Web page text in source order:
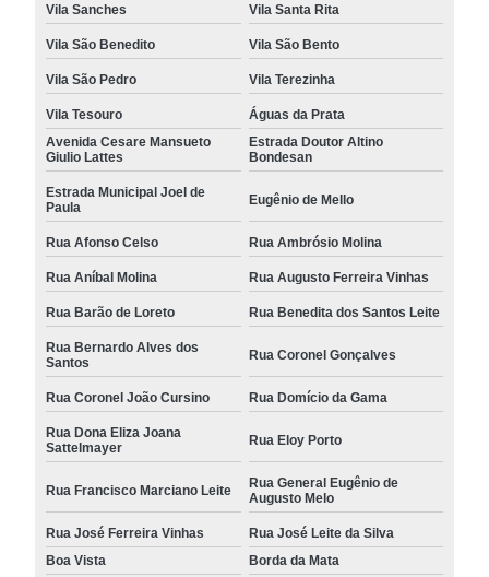
Vila Sanches Vila Santa Rita
Vila São Benedito Vila São Bento
Vila São Pedro Vila Terezinha
Vila Tesouro
Águas da Prata
Avenida Cesare Mansueto
Giulio Lattes
Estrada Doutor Altino
Bondesan
Estrada Municipal Joel de
Paula
Eugênio de Mello
Rua Afonso Celso Rua Ambrósio Molina
Rua Aníbal Molina Rua Augusto Ferreira Vinhas
Rua Barão de Loreto Rua Benedita dos Santos Leite
Rua Bernardo Alves dos
Santos
Rua Coronel Gonçalves
Rua Coronel João Cursino Rua Domício da Gama
Rua Dona Eliza Joana
Sattelmayer
Rua Eloy Porto
Rua Francisco Marciano Leite
Rua General Eugênio de
Augusto Melo
Rua José Ferreira Vinhas
Rua José Leite da Silva
Boa Vista
Borda da Mata